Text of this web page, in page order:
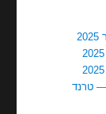
— טרנד